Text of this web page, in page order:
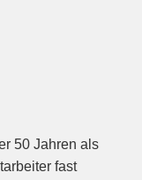
50 Jahren als
fast